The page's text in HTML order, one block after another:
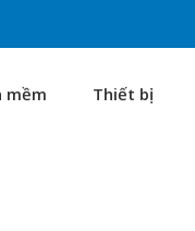
mềm Thiết bị